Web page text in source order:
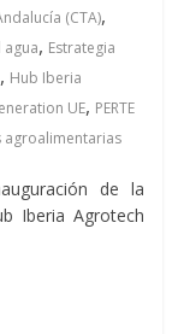
(CTA),
, Estrategia
, Hub Iberia
UE, PERTE
agroalimentarias
de la
Iberia Agrotech